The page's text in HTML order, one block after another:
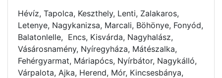
Hévíz, Tapolca, Keszthely, Lenti, Zalakaros,
Letenye, Nagykanizsa, Marcali, Böhönye, Fonyód,
Balatonlelle, Encs, Kisvárda, Nagyhalász,
Vásárosnamény, Nyíregyháza, Mátészalka,
Fehérgyarmat, Máriapócs, Nyírbátor, Nagykálló,
Várpalota, Ajka, Herend, Mór, Kincsesbánya,